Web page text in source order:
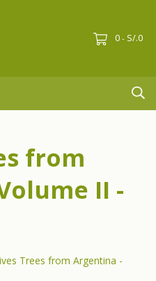
0 - S/.0
from
II -
Trees from Argentina -